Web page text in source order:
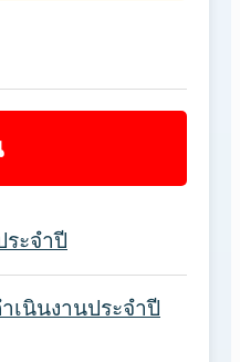
ะจำปี
เนินงานประจำปี